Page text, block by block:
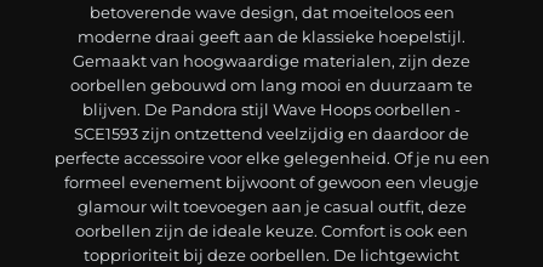
betoverende wave design, dat moeiteloos een
moderne draai geeft aan de klassieke hoepelstijl.
Gemaakt van hoogwaardige materialen, zijn deze
oorbellen gebouwd om lang mooi en duurzaam te
blijven. De Pandora stijl Wave Hoops oorbellen -
SCE1593 zijn ontzettend veelzijdig en daardoor de
perfecte accessoire voor elke gelegenheid. Of je nu een
formeel evenement bijwoont of gewoon een vleugje
glamour wilt toevoegen aan je casual outfit, deze
oorbellen zijn de ideale keuze. Comfort is ook een
topprioriteit bij deze oorbellen. De lichtgewicht